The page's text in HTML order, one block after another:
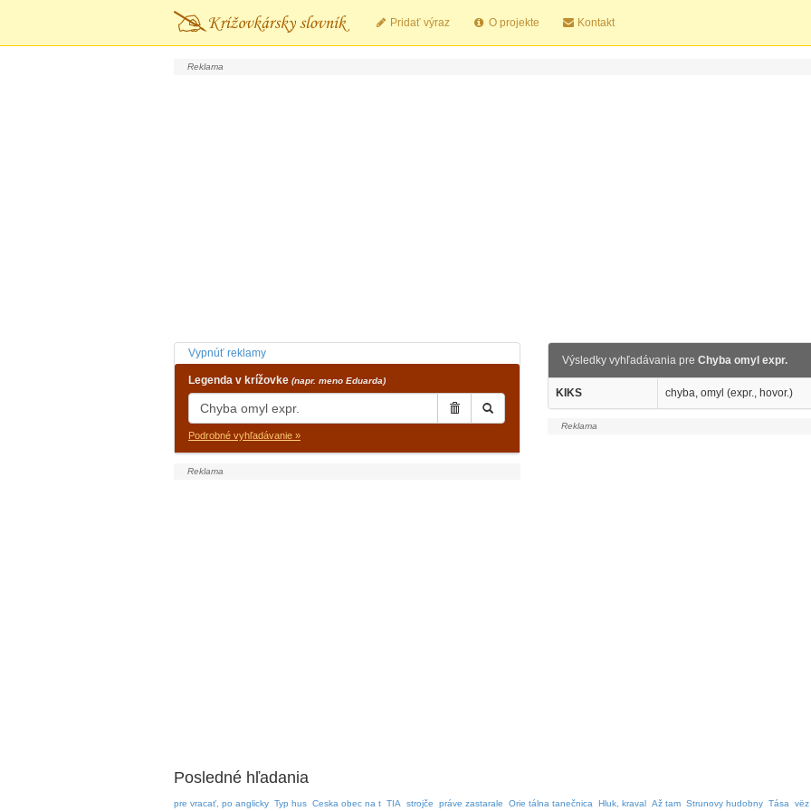
Pridať výraz O projekte Kontakt
Vypnúť reklamy
Legenda v krížovke (napr. meno Eduarda)
Podrobné vyhľadávanie »
Výsledky vyhľadávania pre Chyba omyl expr.
KIKS chyba, omyl (expr., hovor.)
Posledné hľadania
pre vracať, po anglicky Typ hus Ceska obec na t TIA strojče práve zastarale Orie tálna tanečnica Hluk, kraval Až tam Strunovy hudobny Tása vëz